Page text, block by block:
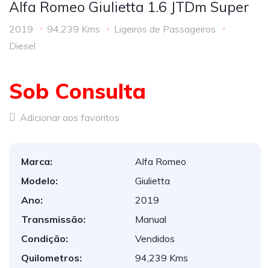
Alfa Romeo Giulietta 1.6 JTDm Super
2019 94,239 Kms
Ligeiros de Passageiros
Diesel
Sob Consulta
Adicionar aos favoritos
Marca:
Alfa Romeo
Modelo:
Giulietta
Ano:
2019
Transmissão:
Manual
Condição:
Vendidos
Quilometros:
94,239 Kms